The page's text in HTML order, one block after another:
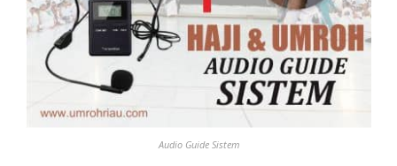
Audio Guide Sistem